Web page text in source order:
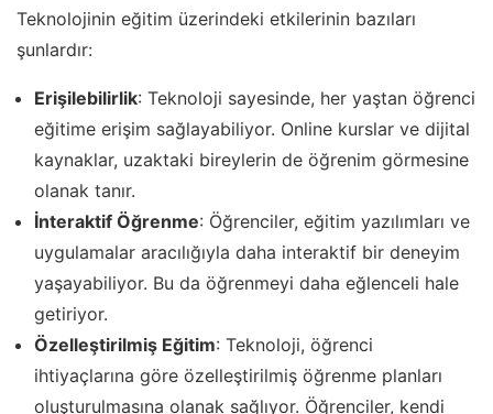
Teknolojinin eğitim üzerindeki etkilerinin bazıları
şunlardır:
Erişilebilirlik: Teknoloji sayesinde, her yaştan öğrenci
eğitime erişim sağlayabiliyor. Online kurslar ve dijital
kaynaklar, uzaktaki bireylerin de öğrenim görmesine
olanak tanır.
İnteraktif Öğrenme: Öğrenciler, eğitim yazılımları ve
uygulamalar aracılığıyla daha interaktif bir deneyim
yaşayabiliyor. Bu da öğrenmeyi daha eğlenceli hale
getiriyor.
Özelleştirilmiş Eğitim: Teknoloji, öğrenci
ihtiyaçlarına göre özelleştirilmiş öğrenme planları
oluşturulmasına olanak sağlıyor. Öğrenciler, kendi